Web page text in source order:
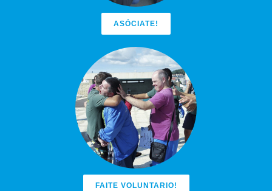
ASÓCIATE!
FAITE VOLUNTARIO!